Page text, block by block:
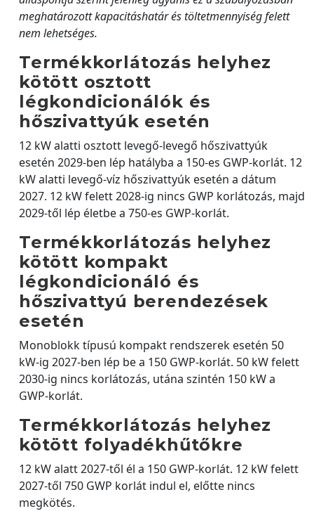
meghatározott kapacitáshatár és töltetmennyiség felett
nem lehetséges.
Termékkorlátozás helyhez
kötött osztott
légkondicionálók és
hőszivattyúk esetén
12 kW alatti osztott levegő-levegő hőszivattyúk
esetén 2029-ben lép hatályba a 150-es GWP-korlát. 12
kW alatti levegő-víz hőszivattyúk esetén a dátum
2027. 12 kW felett 2028-ig nincs GWP korlátozás, majd
2029-től lép életbe a 750-es GWP-korlát.
Termékkorlátozás helyhez
kötött kompakt
légkondicionáló és
hőszivattyú berendezések
esetén
Monoblokk típusú kompakt rendszerek esetén 50
kW-ig 2027-ben lép be a 150 GWP-korlát. 50 kW felett
2030-ig nincs korlátozás, utána szintén 150 kW a
GWP-korlát.
Termékkorlátozás helyhez
kötött folyadékhűtőkre
12 kW alatt 2027-től él a 150 GWP-korlát. 12 kW felett
2027-től 750 GWP korlát indul el, előtte nincs
megkötés.